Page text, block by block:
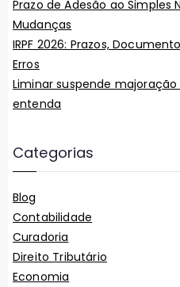
Prazo de Adesão ao Simples
Mudanças
IRPF 2026: Prazos,
Erros
Liminar suspende majoração
entenda
Categorias
Blog
Contabilidade
Curadoria
Direito Tributário
Economia